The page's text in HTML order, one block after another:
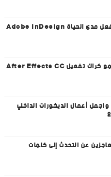
تحميل إن ديزاين مفعل مدى الحياة Adobe InDesign
تحميل افتر إفكت | مع كراك تفعيل After Effects CC
أعمال الديكورات الداخلي
عن التحدث إلى كلمات